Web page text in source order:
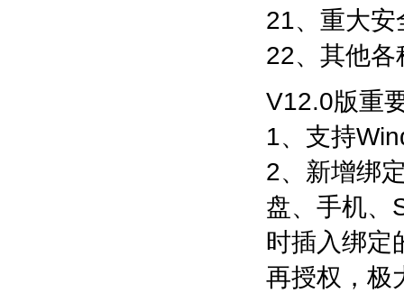
21、重大安
22、其他各
V12.0版重
1、支持
2、新增绑
盘、手机、
时插入绑定
再授权，极